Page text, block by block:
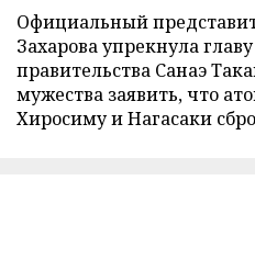
Официальный
Захарова упрекнула
правительства Санаэ
мужества заявить, что
Хиросиму и Нагасаки